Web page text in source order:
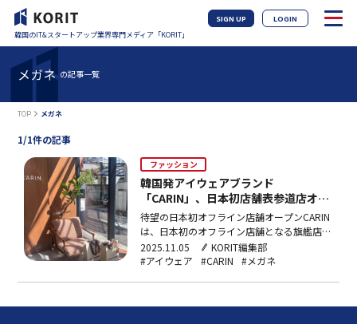
韓国のIT&スタートアップ業界専門メディア「KORIT」
SIGN UP LOGIN
メガネ の記事一覧
TOP メガネ
1/1件の記事
ファッション
韓国発アイウェアブランド
「CARIN」、日本初店舗表参道店オー
プン
待望の日本初オフライン店舗オープンCARIN
は、日本初のオフライン店舗となる旗艦店を
東京・表参道にオープンした。韓国発のアイ
ウェアブランドとして、洗練されたデザイン
2025.11.05
KORIT編集部
#アイウェア
#CARIN #メガネ